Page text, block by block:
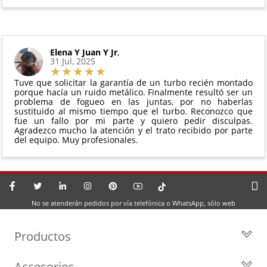
Elena Y Juan Y Jr,
31 Jul, 2025
Tuve que solicitar la garantía de un turbo recién montado
porque hacía un ruido metálico. Finalmente resultó ser un
problema de fogueo en las juntas, por no haberlas
sustituido al mismo tiempo que el turbo. Reconozco que
fue un fallo por mi parte y quiero pedir disculpas.
Agradezco mucho la atención y el trato recibido por parte
del equipo. Muy profesionales.
No se atenderán pedidos por vía telefónica o WhatsApp, sólo web
Productos